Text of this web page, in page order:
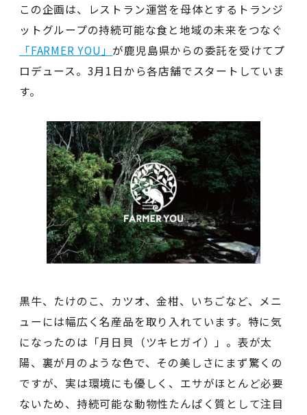
この企画は、レストラン運営を母体とするトランジ
ットグループの持続可能な食と地域の未来をつなぐ
「FARMER YOU」 が鹿児島県からの委託を受けてプ
ロデュース。3月1日から各店舗でスタートしていま
す。
黒牛、たけのこ、カツオ、金柑、いちごなど、メニ
ューには幅広く名産品を取り入れています。特に気
になったのは「月日貝（ツキヒガイ）」。表が太
陽、裏が月のような色で、その美しさにまず驚くの
ですが、実は環境にも優しく、エサがほとんど必要
ないため、持続可能な動物性たんぱく質として注目